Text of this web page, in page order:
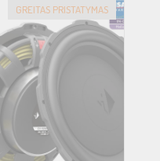
GREITAS PRISTATYMAS